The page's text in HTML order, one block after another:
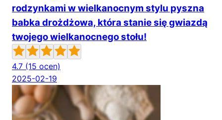
rodzynkami w wielkanocnym stylu pyszna
babka drożdżowa, która stanie się gwiazdą
twojego wielkanocnego stołu!
4.7 (15 ocen)
2025-02-19